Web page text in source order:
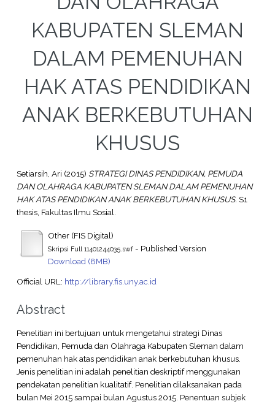
KABUPATEN SLEMAN
DALAM PEMENUHAN
HAK ATAS PENDIDIKAN
ANAK BERKEBUTUHAN
KHUSUS
Setiarsih, Ari (2015) STRATEGI DINAS PENDIDIKAN, PEMUDA
DAN OLAHRAGA KABUPATEN SLEMAN DALAM PEMENUHAN
HAK ATAS PENDIDIKAN ANAK BERKEBUTUHAN KHUSUS. S1
thesis, Fakultas Ilmu Sosial.
Other (FIS Digital)
Skripsi Full 11401244035.swf- Published Version
Download (8MB)
Official URL: http://library.fis.uny.ac.id
Abstract
Penelitian ini bertujuan untuk mengetahui strategi Dinas
Pendidikan, Pemuda dan Olahraga Kabupaten Sleman dalam
pemenuhan hak atas pendidikan anak berkebutuhan khusus.
Jenis penelitian ini adalah penelitian deskriptif menggunakan
pendekatan penelitian kualitatif. Penelitian dilaksanakan pada
bulan Mei 2015 sampai bulan Agustus 2015. Penentuan subjek